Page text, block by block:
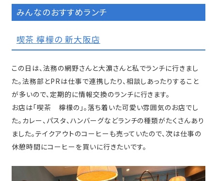
みんなのおすすめランチ
喫茶 檸檬の 新大阪店
この日は、法務の網野さんと大濵さんと私でランチに行きまし
た。法務部とPRは仕事で連携したり、相談しあったりすること
が多いので、定期的に情報交換のランチに行きます。
お店は「喫茶 檸檬の」。落ち着いた可愛い雰囲気のお店でし
た。カレー、パスタ、ハンバーグなどランチの種類がたくさんあり
ました。テイクアウトのコーヒーも売っていたので、次は仕事の
休憩時間にコーヒーを買いに行きたいです。